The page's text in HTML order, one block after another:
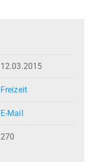
12.03.2015
Freizeit
E-Mail
270